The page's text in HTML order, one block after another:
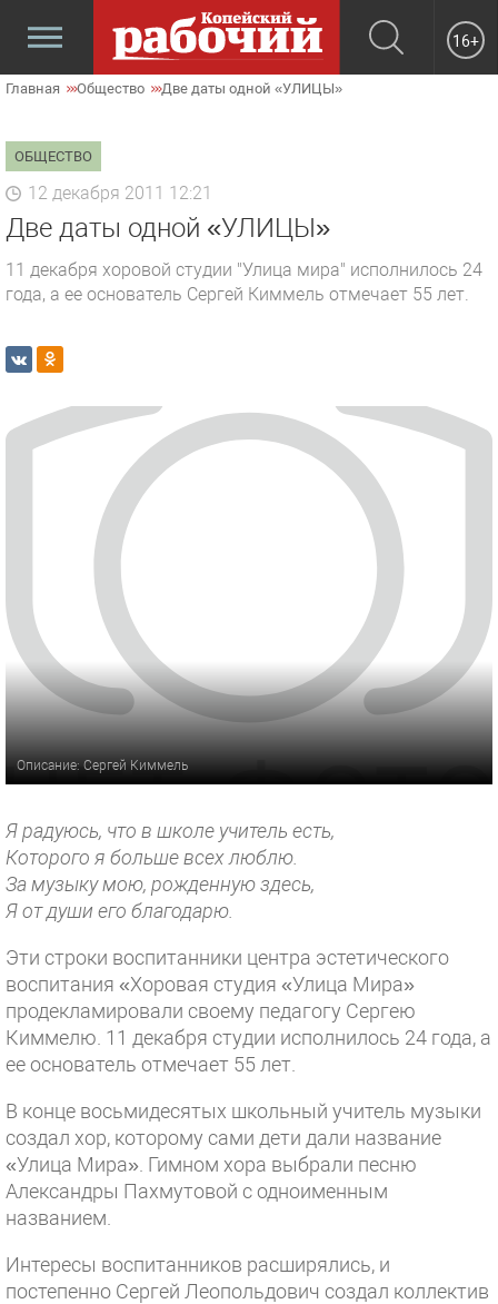
16+
Главная Общество Две даты одной «УЛИЦЫ»
ОБЩЕСТВО
12 декабря 2011 12:21
Две даты одной «УЛИЦЫ»
11 декабря хоровой студии "Улица мира" исполнилось 24
года, а ее основатель Сергей Киммель отмечает 55 лет.
Описание: Сергей Киммель
Я радуюсь, что в школе учитель есть,
Которого я больше всех люблю.
За музыку мою, рожденную здесь,
Я от души его благодарю.
Эти строки воспитанники центра эстетического
воспитания «Хоровая студия «Улица Мира»
продекламировали своему педагогу Сергею
Киммелю. 11 декабря студии исполнилось 24 года, а
ее основатель отмечает 55 лет.
В конце восьмидесятых школьный учитель музыки
создал хор, которому сами дети дали название
«Улица Мира». Гимном хора выбрали песню
Александры Пахмутовой с одноименным
названием.
Интересы воспитанников расширялись, и
постепенно Сергей Леопольдович создал коллектив